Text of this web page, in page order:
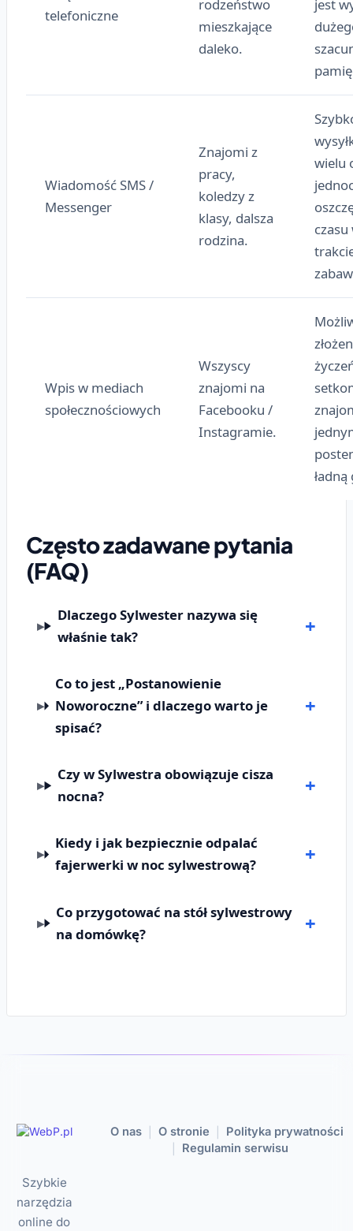
telefoniczne
rodzeństwo
mieszkające
daleko.
jest
Wiadomość SMS /
Messenger
Znajomi z
pracy,
koledzy z
klasy, dalsza
rodzina.
wielu
czasu
Wpis w mediach
społecznościowych
Wszyscy
znajomi na
Facebooku /
Instagramie.
Często zadawane pytania
(FAQ)
Dlaczego Sylwester nazywa się
właśnie tak?
Co to jest „Postanowienie
Noworoczne” i dlaczego warto je
spisać?
Czy w Sylwestra obowiązuje cisza
nocna?
Kiedy i jak bezpiecznie odpalać
fajerwerki w noc sylwestrową?
Co przygotować na stół sylwestrowy
na domówkę?
Szybkie
narzędzia
online do
O nas O stronie Polityka prywatności
Regulamin serwisu